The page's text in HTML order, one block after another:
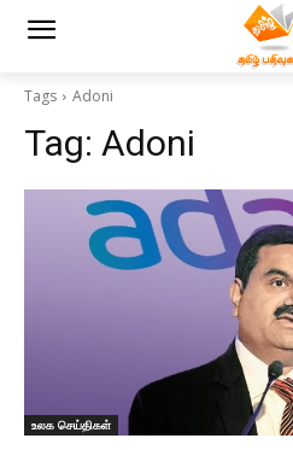
Tags Adoni
Tag: Adoni
உலக செய்திகள்